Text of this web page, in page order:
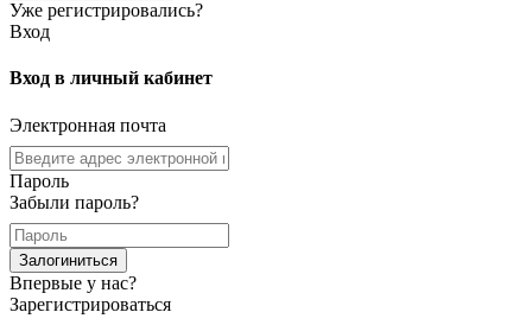
Уже регистрировались?
Вход
Вход в личный кабинет
Электронная почта
Пароль
Забыли пароль?
Залогиниться
Впервые у нас?
Зарегистрироваться